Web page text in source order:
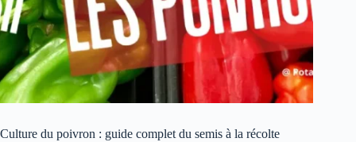
Culture du poivron : guide complet du semis à la récolte